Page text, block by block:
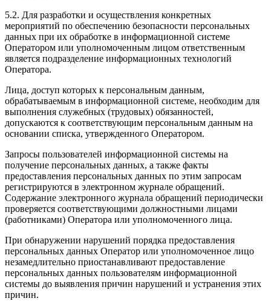
5.2. Для разработки и осуществления конкретных
мероприятий по обеспечению безопасности персональных
данных при их обработке в информационной системе
Оператором или уполномоченным лицом ответственным
является подразделение информационных технологий
Оператора.
Лица, доступ которых к персональным данным,
обрабатываемым в информационной системе, необходим для
выполнения служебных (трудовых) обязанностей,
допускаются к соответствующим персональным данным на
основании списка, утвержденного Оператором.
Запросы пользователей информационной системы на
получение персональных данных, а также факты
предоставления персональных данных по этим запросам
регистрируются в электронном журнале обращений.
Содержание электронного журнала обращений периодически
проверяется соответствующими должностными лицами
(работниками) Оператора или уполномоченного лица.
При обнаружении нарушений порядка предоставления
персональных данных Оператор или уполномоченное лицо
незамедлительно приостанавливают предоставление
персональных данных пользователям информационной
системы до выявления причин нарушений и устранения этих
причин.